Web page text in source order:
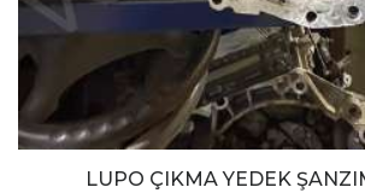
LUPO ÇIKMA YEDEK